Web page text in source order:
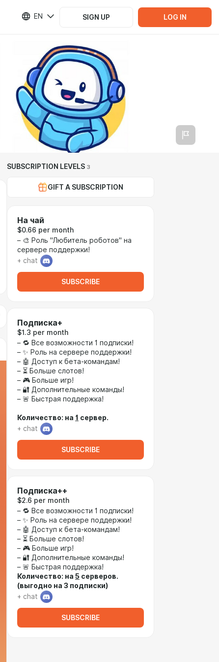
EN SIGN UP LOG IN
SUBSCRIPTION LEVELS 3
GIFT A SUBSCRIPTION
На чай
$0.66 per month
– 🎨 Роль "Любитель роботов" на
сервере поддержки!
+ chat
SUBSCRIBE
Подписка+
$1.3 per month
– 🔁 Все возможности 1 подписки!
– ✨ Роль на сервере поддержки!
– 🤖 Доступ к бета-командам!
– ⏳ Больше слотов!
– 🎮 Больше игр!
– 🔐 Дополнительные команды!
– 🚨 Быстрая поддержка!
Количество: на 1 сервер.
+ chat
SUBSCRIBE
Подписка++
$2.6 per month
– 🔁 Все возможности 1 подписки!
– ✨ Роль на сервере поддержки!
– 🤖 Доступ к бета-командам!
– ⏳ Больше слотов!
– 🎮 Больше игр!
– 🔐 Дополнительные команды!
– 🚨 Быстрая поддержка!
Количество: на 5 серверов.
(выгодно на 3 подписки)
+ chat
SUBSCRIBE